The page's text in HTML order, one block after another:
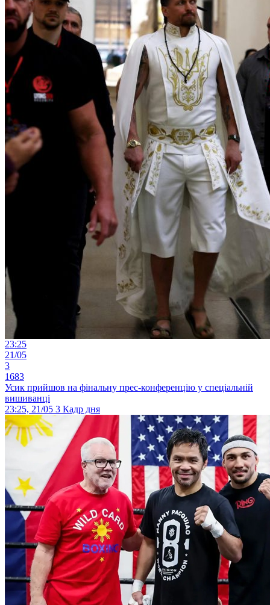
23:25
21/05
3
1683
Усик прийшов на фінальну прес-конференцію у спеціальній
вишиванці
23:25, 21/05 3 Кадр дня